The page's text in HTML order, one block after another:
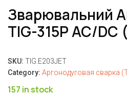
Зварювальний
TIG-315P AC/DC
SKU: TIG.E203JET
Category: Аргонодуговая сварка
157 in stock